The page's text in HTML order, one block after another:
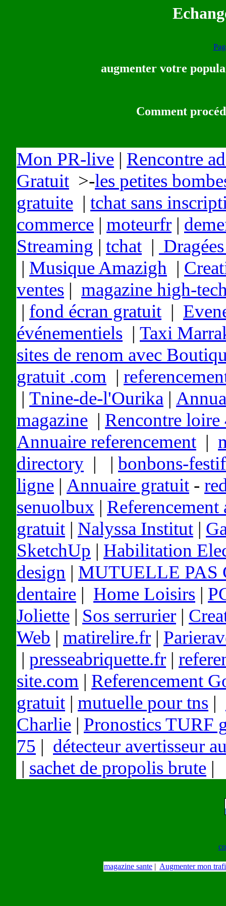
augmenter votre
Comment
Mon PR-live | Rencontre
Gratuit >-les petites
gratuite | tchat sans
commerce | moteurfr |
Streaming | tchat |
| Musique Amazigh |
ventes | magazine high-
| fond écran gratuit |
événementiels | Taxi
sites de renom avec
gratuit .com |
| Tnine-de-l'Ourika |
magazine | Rencontre loire
Annuaire referencement |
directory | | bonbons-festif
ligne | Annuaire gratuit -
senuolbux | Referencement
gratuit | Nalyssa Institut |
SketchUp | Habilitation
design | MUTUELLE PAS
dentaire | Home Loisirs |
Joliette | Sos serrurier |
Web | matirelire.fr |
| presseabriquette.fr |
site.com | Referencement
gratuit | mutuelle pour tns |
Charlie | Pronostics TURF
75 | détecteur avertisseur
| sachet de propolis brute |
magazine sante | Augmenter mon